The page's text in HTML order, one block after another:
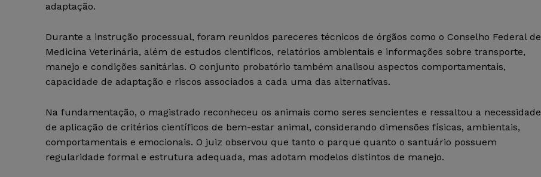
adaptação.
Durante a instrução processual, foram reunidos pareceres técnicos de órgãos como o Conselho Federal de
Medicina Veterinária, além de estudos científicos, relatórios ambientais e informações sobre transporte,
manejo e condições sanitárias. O conjunto probatório também analisou aspectos comportamentais,
capacidade de adaptação e riscos associados a cada uma das alternativas.
Na fundamentação, o magistrado reconheceu os animais como seres sencientes e ressaltou a necessidade
de aplicação de critérios científicos de bem-estar animal, considerando dimensões físicas, ambientais,
comportamentais e emocionais. O juiz observou que tanto o parque quanto o santuário possuem
regularidade formal e estrutura adequada, mas adotam modelos distintos de manejo.